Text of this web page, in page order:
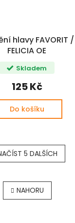
hlavy FAVORIT /
FELICIA OE
Skladem
125 Kč
Do košíku
v
l
5 DALŠÍCH
NAHORU